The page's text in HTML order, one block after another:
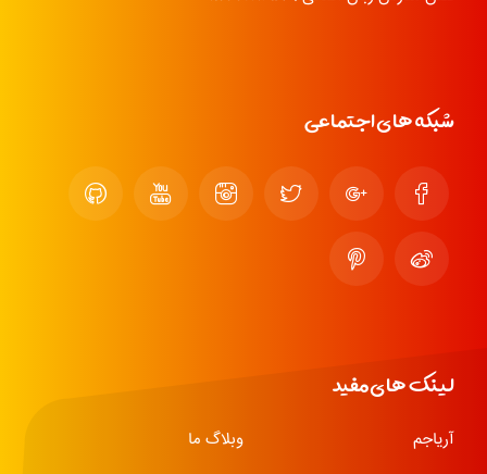
شبکه های اجتماعی
لینک های مفید
آریاجم
وبلاگ ما